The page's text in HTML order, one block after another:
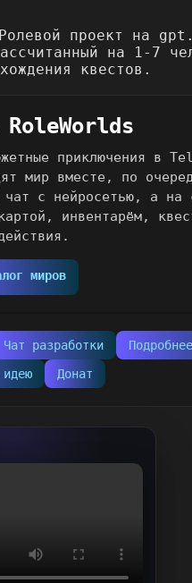
приключения в
мир вместе, по
с нейросетью, а на
инвентарём,
миров
Чат разработки
идею
Донат